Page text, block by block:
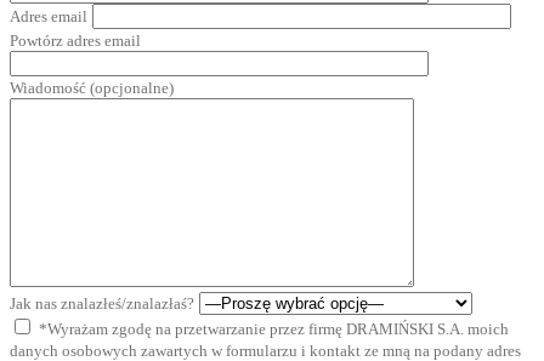
Adres email
Powtórz adres email
Wiadomość (opcjonalne)
Jak nas znalazłeś/znalazłaś?
*Wyrażam zgodę na przetwarzanie przez firmę DRAMIŃSKI S.A. moich
danych osobowych zawartych w formularzu i kontakt ze mną na podany adres